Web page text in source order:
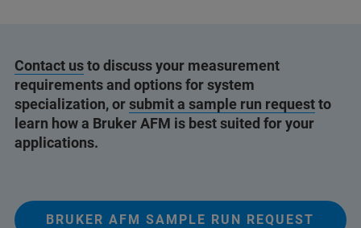
Contact usto discuss your measurement
requirements and options for system
specialization, orsubmit a sample run requestto
learn how a Bruker AFM is best suited for your
applications.
BRUKER AFM SAMPLE RUN REQUEST